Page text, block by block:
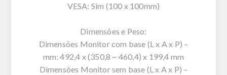
VESA: Sim (100 x 100mm)
Dimensões e Peso:
Dimensões Monitor com base (L x A x P) –
mm: 492,4 x (350,8 ~ 460,4) x 199,4 mm
Dimensões Monitor sem base (L x A x P) –